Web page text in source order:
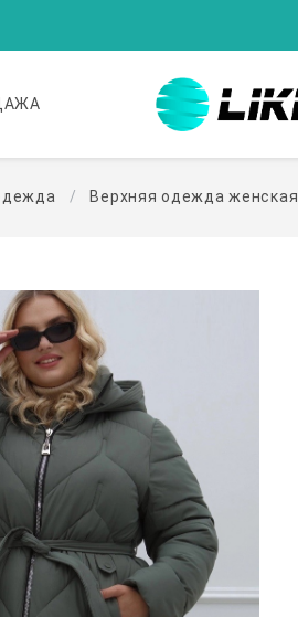
Верхняя одежда женская